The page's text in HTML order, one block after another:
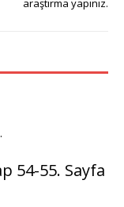
araştırma yapınız.
.
54-55. Sayfa